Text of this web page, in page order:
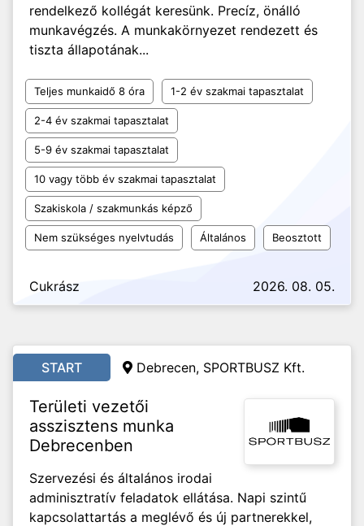
rendelkező kollégát keresünk. Precíz, önálló
munkavégzés. A munkakörnyezet rendezett és
tiszta állapotának...
Teljes munkaidő 8 óra 1-2 év szakmai tapasztalat
2-4 év szakmai tapasztalat
5-9 év szakmai tapasztalat
10 vagy több év szakmai tapasztalat
Szakiskola / szakmunkás képző
Nem szükséges nyelvtudás Általános Beosztott
Cukrász 2026. 08. 05.
START Debrecen, SPORTBUSZ Kft.
Területi vezetői
asszisztens munka
Debrecenben
Szervezési és általános irodai
adminisztratív feladatok ellátása. Napi szintű
kapcsolattartás a meglévő és új partnerekkel,